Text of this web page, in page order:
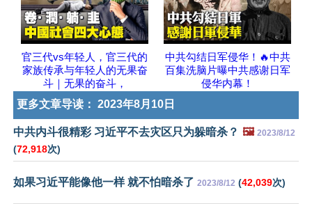
官三代vs年轻人，官三代的
家族传承与年轻人的无果奋
斗｜无果的奋斗，
中共勾结日军侵华！🔥中共
百集洗脑片曝中共感谢日军
侵华内幕！
更多文章导读： 2023年8月10日
中共内斗很精彩 习近平不去灾区只为躲暗杀？ 🖼️ 2023/8/12
(72,918次)
如果习近平能像他一样 就不怕暗杀了 2023/8/12 (42,039次)